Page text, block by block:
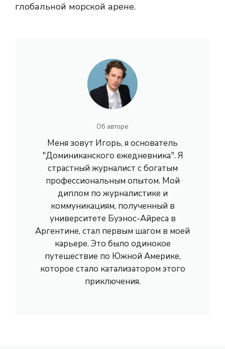
глобальной морской арене.
Об авторе
Меня зовут Игорь, я основатель
"Доминиканского ежедневника". Я
страстный журналист с богатым
профессиональным опытом. Мой
диплом по журналистике и
коммуникациям, полученный в
университете Буэнос-Айреса в
Аргентине, стал первым шагом в моей
карьере. Это было одинокое
путешествие по Южной Америке,
которое стало катализатором этого
приключения.